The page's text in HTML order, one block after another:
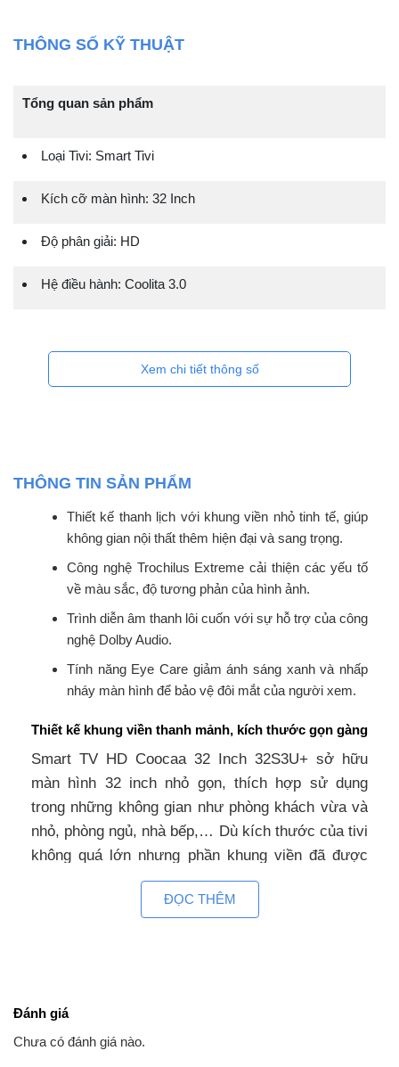
THÔNG SỐ KỸ THUẬT
Tổng quan sản phẩm
Loại Tivi: Smart Tivi
Kích cỡ màn hình: 32 Inch
Độ phân giải: HD
Hệ điều hành: Coolita 3.0
Xem chi tiết thông số
THÔNG TIN SẢN PHẨM
Thiết kế thanh lịch với khung viền nhỏ tinh tế, giúp
không gian nội thất thêm hiện đại và sang trọng.
Công nghệ Trochilus Extreme cải thiện các yếu tố
về màu sắc, độ tương phản của hình ảnh.
Trình diễn âm thanh lôi cuốn với sự hỗ trợ của công
nghệ Dolby Audio.
Tính năng Eye Care giảm ánh sáng xanh và nhấp
nháy màn hình để bảo vệ đôi mắt của người xem.
Thiết kế khung viền thanh mảnh, kích thước gọn gàng
Smart TV HD Coocaa 32 Inch 32S3U+ sở hữu
màn hình 32 inch nhỏ gọn, thích hợp sử dụng
trong những không gian như phòng khách vừa và
nhỏ, phòng ngủ, nhà bếp,… Dù kích thước của tivi
không quá lớn nhưng phần khung viền đã được
nhà sản xuất chế tác cực kỳ thanh mảnh. Điều
này giúp cho thiết kế tổng thể của sản phẩm trở
ngược thuôn mảnh cũng giúp tivi trở thành điểm
nhấn nổi bật trong mọi không gian nội thất.
ĐỌC THÊM
Đánh giá
Chưa có đánh giá nào.